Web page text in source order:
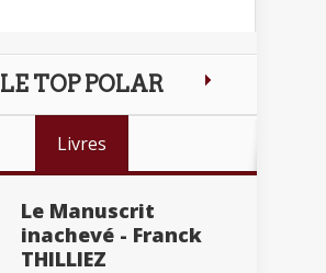
LE TOP POLAR
Livres
Le Manuscrit
inachevé - Franck
THILLIEZ